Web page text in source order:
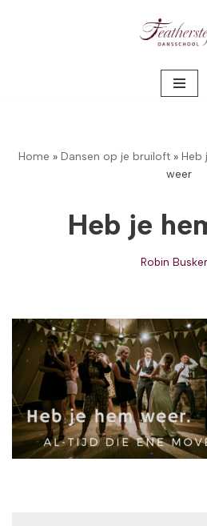
Home » Dansen op je bruiloft » Heb
weer
Heb je
Robin